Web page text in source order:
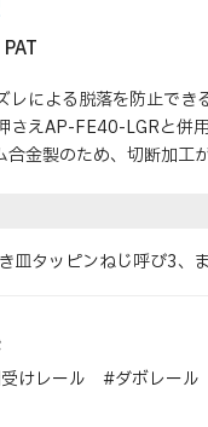
による脱落を防止でき
えAP-FE40-LGRと併
金製のため、切断加工が
皿タッピンねじ呼び3、
けレール #ダボレー